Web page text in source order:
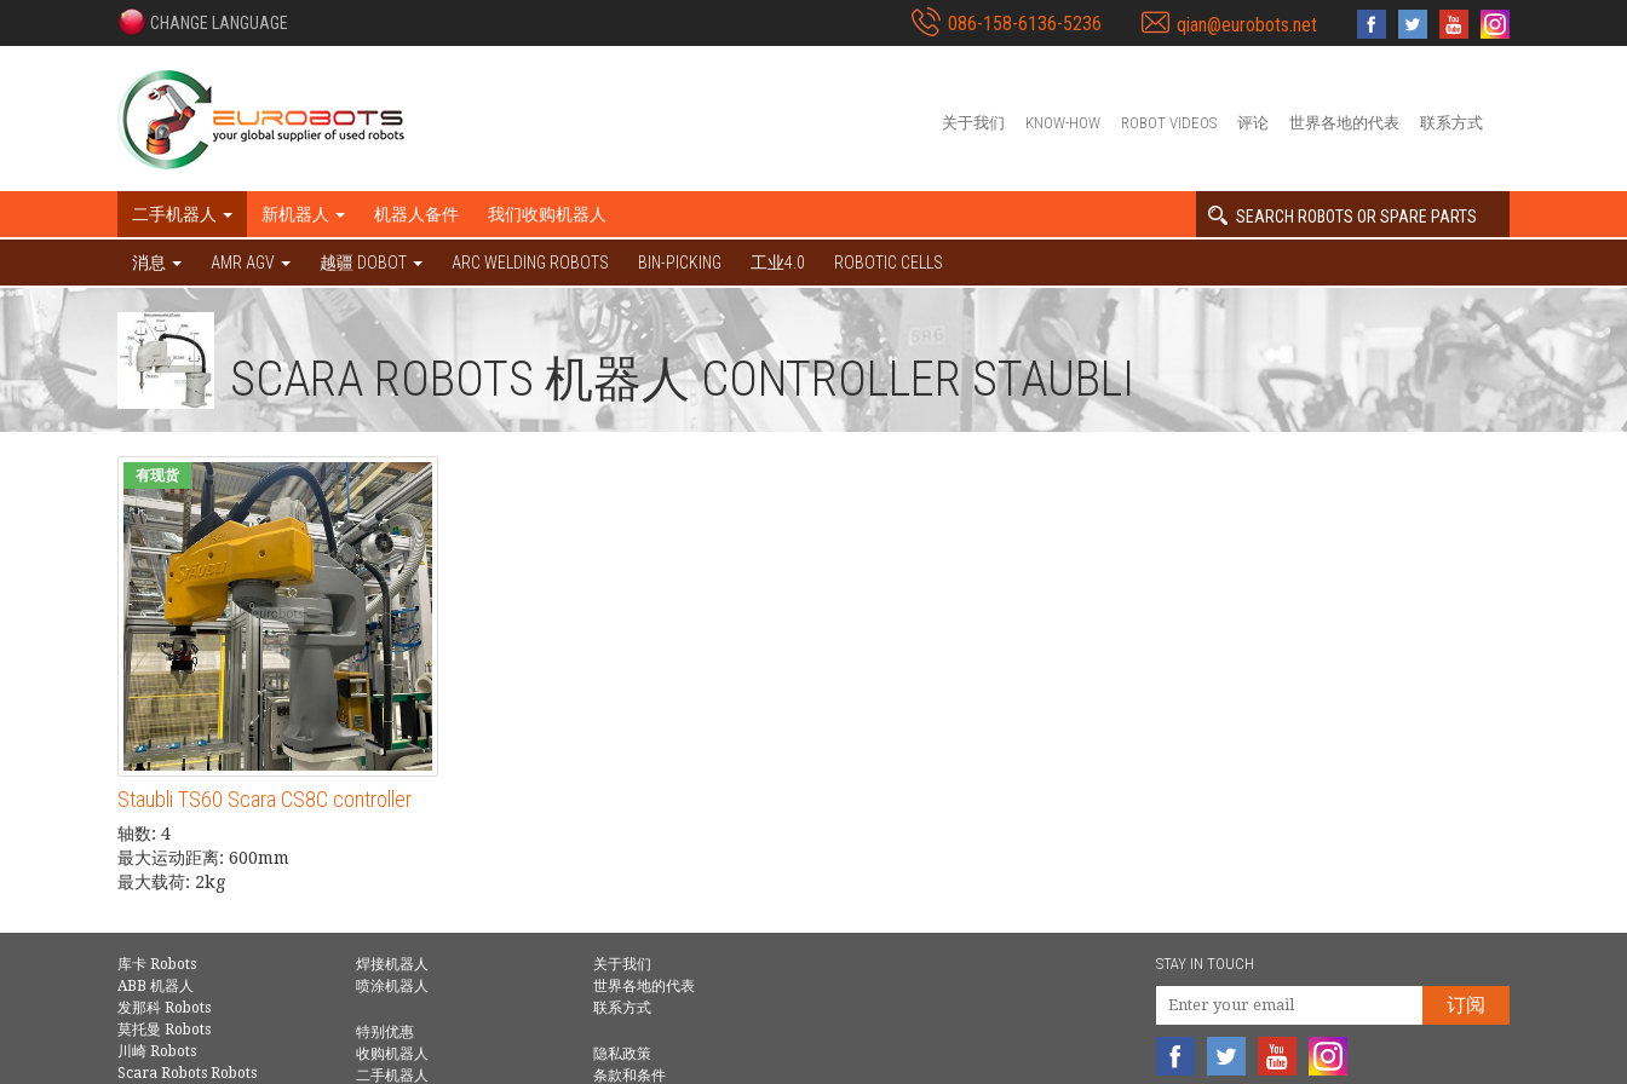
CHANGE LANGUAGE 086-158-6136-5236 qian@eurobots.net
关于我们 KNOW-HOW ROBOT VIDEOS 评论 世界各地的代表 联系方式
二手机器人 新机器人 机器人备件 我们收购机器人 SEARCH ROBOTS OR SPARE PARTS
消息 AMR AGV 越疆 DOBOT ARC WELDING ROBOTS BIN-PICKING 工业4.0 ROBOTIC CELLS
SCARA ROBOTS 机器人 CONTROLLER STAUBLI
有现货
Staubli TS60 Scara CS8C controller
轴数: 4
最大运动距离: 600mm
最大载荷: 2kg
库卡 Robots
ABB 机器人
发那科 Robots
莫托曼 Robots
川崎 Robots
Scara Robots Robots
焊接机器人
喷涂机器人
特别优惠
收购机器人
二手机器人
关于我们
世界各地的代表
联系方式
隐私政策
条款和条件
STAY IN TOUCH
订阅